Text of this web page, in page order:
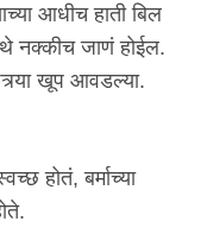
आधीच हाती बिल
नक्कीच जाणं होईल.
खूप आवडल्या.
होतं, बर्माच्या